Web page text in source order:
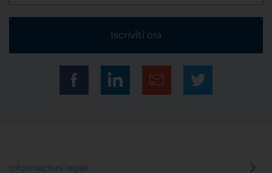
Iscriviti ora
Informazioni legali